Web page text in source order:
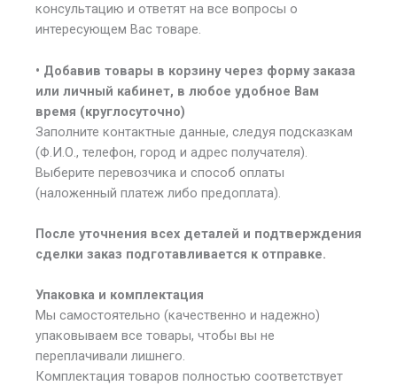
консультацию и ответят на все вопросы о
интересующем Вас товаре.
• Добавив товары в корзину через форму заказа
или личный кабинет, в любое удобное Вам
время (круглосуточно)
Заполните контактные данные, следуя подсказкам
(Ф.И.О., телефон, город и адрес получателя).
Выберите перевозчика и способ оплаты
(наложенный платеж либо предоплата).
После уточнения всех деталей и подтверждения
сделки заказ подготавливается к отправке.
Упаковка и комплектация
Мы самостоятельно (качественно и надежно)
упаковываем все товары, чтобы вы не
переплачивали лишнего.
Комплектация товаров полностью соответствует